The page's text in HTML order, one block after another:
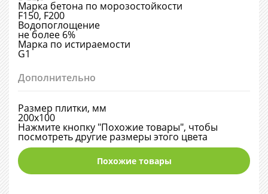
Марка бетона по морозостойкости
F150, F200
Водопоглощение
не более 6%
Марка по истираемости
G1
Дополнительно
Размер плитки, мм
200х100
Нажмите кнопку "Похожие товары", чтобы
посмотреть другие размеры этого цвета
Похожие товары